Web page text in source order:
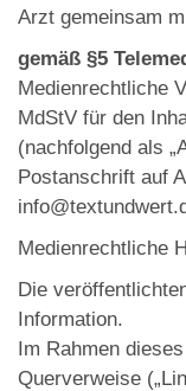
Arzt gemeinsam
gemäß §5
Medienrechtliche
MdStV für den
(nachfolgend als
Postanschrift auf
Medienrechtliche
Die
Information.
Im Rahmen
Querverweise